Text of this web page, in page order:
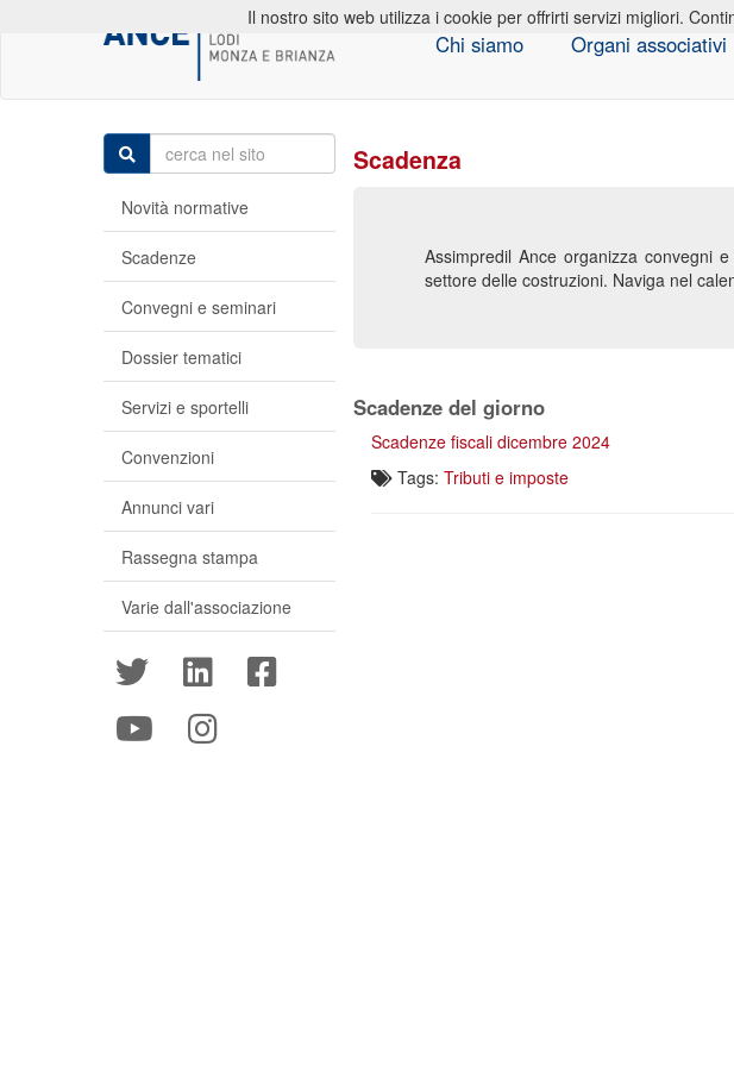
Chi siamo Organi associativi
Scadenza
Assimpredil Ance organizza convegni
settore delle costruzioni. Naviga nel
Scadenze del giorno
Scadenze fiscali dicembre 2024
Tags: Tributi e imposte
Novità normative
Scadenze
Convegni e seminari
Dossier tematici
Servizi e sportelli
Convenzioni
Annunci vari
Rassegna stampa
Varie dall'associazione
Il nostro sito web utilizza i cookie per offrirti servizi migliori.